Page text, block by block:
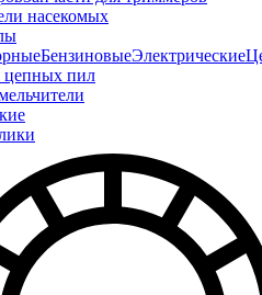
насекомых
БензиновыеЭлектрические
пил